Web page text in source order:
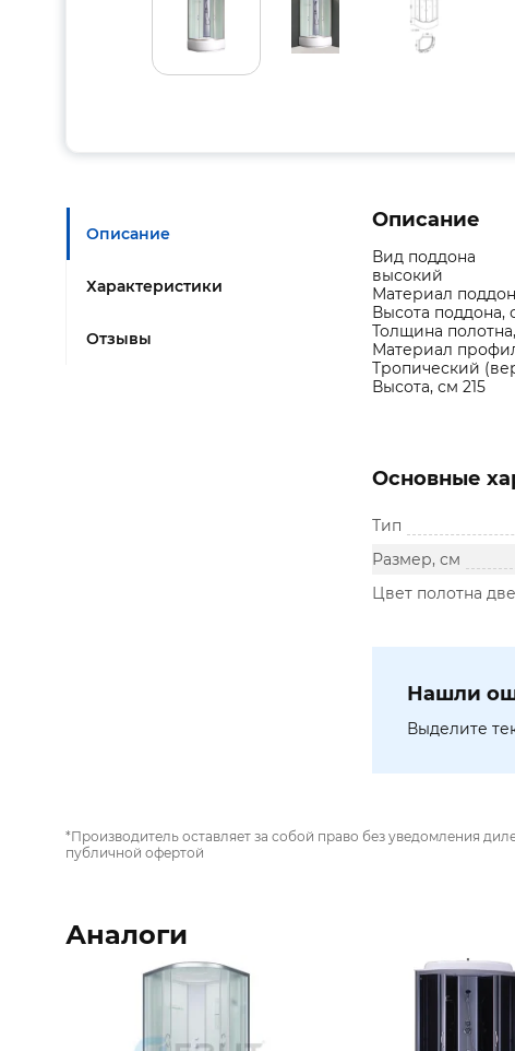
Описание
Характеристики
Отзывы
Описание
Вид поддона
высокий
Материал
Высота поддона,
Толщина
Материал
Тропический
Высота, см 215
Основные
Тип
Размер, см
Цвет полотна
Нашли
Выделите
*Производитель оставляет за собой право без уведомления
публичной офертой
Аналоги